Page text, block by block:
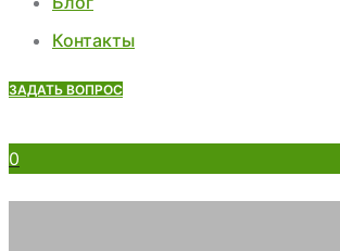
Контакты
ЗАДАТЬ ВОПРОС
0